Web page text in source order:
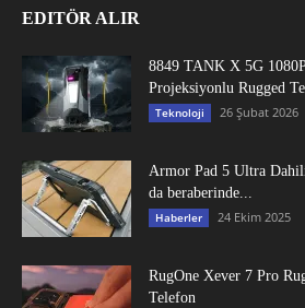
EDITÖR ALIR
8849 TANK X 5G
Projeksiyonlu Rugged
Teknoloji 26 Şubat 2026
Armor Pad 5 Ultra
da beraberinde...
Haberler 24 Ekim 2025
RugOne Xever 7 Pro
Telefon